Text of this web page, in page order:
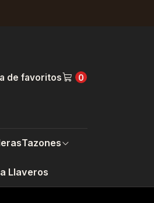
de favoritos 0
Tazones
Llaveros